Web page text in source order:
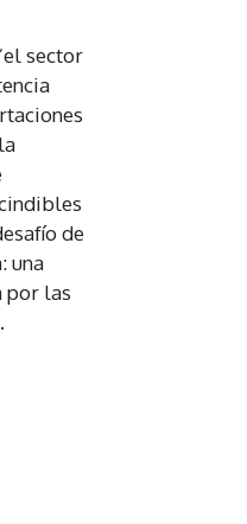
sector
de
una
por las